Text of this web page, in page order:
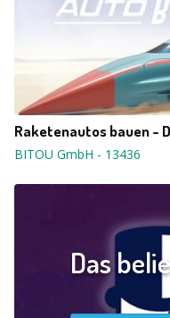
Raketenautos bauen -
BITOU GmbH - 13436
Das